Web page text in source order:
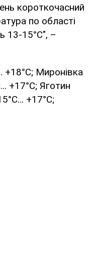
короткочасний
по області
13-15°С", –
+18°С; Миронівка
+17°С; Яготин
+17°С;